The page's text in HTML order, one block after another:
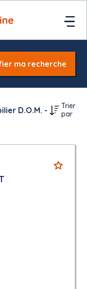
ma recherche
D.O.M. -
Trier
par